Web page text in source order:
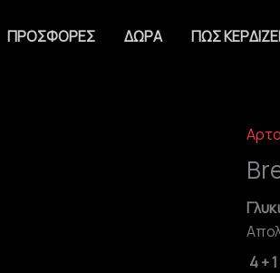
ΠΡΟΣΦΟΡΈΣ ΔΏΡΑ ΠΩΣ
4 +